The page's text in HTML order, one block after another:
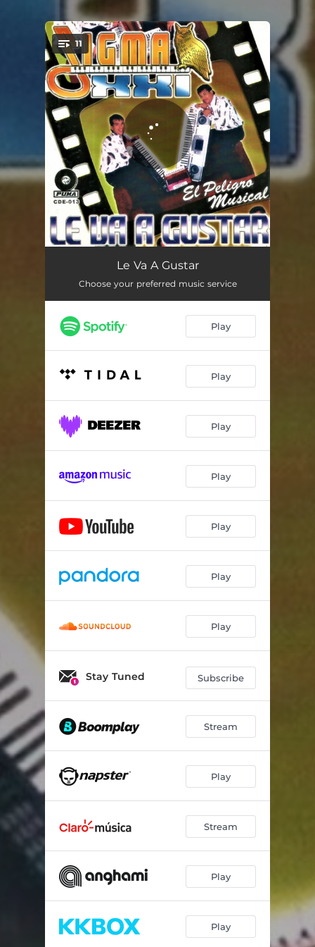
You're all set!
11
Historia De Un Minuto
Hermano Querido 03:44
La Envidia 03:20
04:03
Perdona La Broma 03:05
El Carrito 04:45
El Costeñito 08:25
03:40
03:33
Le Va A Gustar
Choose your preferred music service
Play
Play
Play
Play
Play
Play
Play
Stay Tuned Subscribe
Stream
Play
Stream
Play
Play